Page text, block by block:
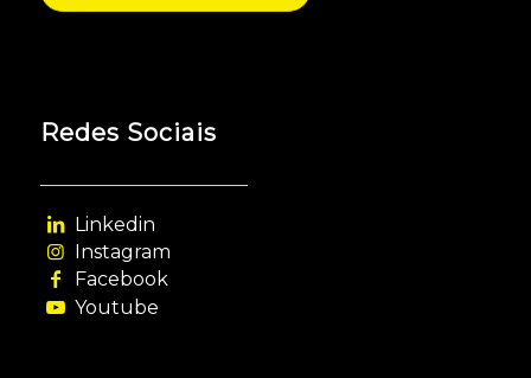
Redes Sociais
Linkedin
Instagram
Facebook
Youtube